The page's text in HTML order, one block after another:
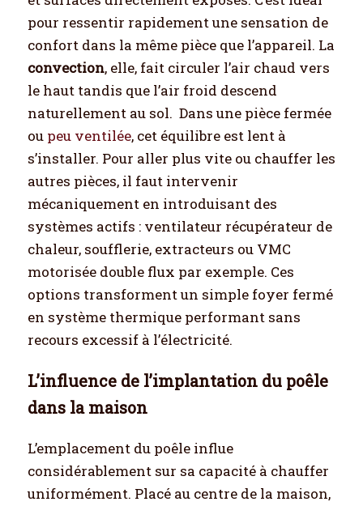
pour ressentir rapidement une sensation de
confort dans la même pièce que l’appareil. La
convection, elle, fait circuler l’air chaud vers
le haut tandis que l’air froid descend
naturellement au sol. Dans une pièce fermée
ou peu ventilée, cet équilibre est lent à
s’installer. Pour aller plus vite ou chauffer les
autres pièces, il faut intervenir
mécaniquement en introduisant des
systèmes actifs : ventilateur récupérateur de
chaleur, soufflerie, extracteurs ou VMC
motorisée double flux par exemple. Ces
options transforment un simple foyer fermé
en système thermique performant sans
recours excessif à l’électricité.
L’influence de l’implantation du poêle
dans la maison
L’emplacement du poêle influe
considérablement sur sa capacité à chauffer
uniformément. Placé au centre de la maison,